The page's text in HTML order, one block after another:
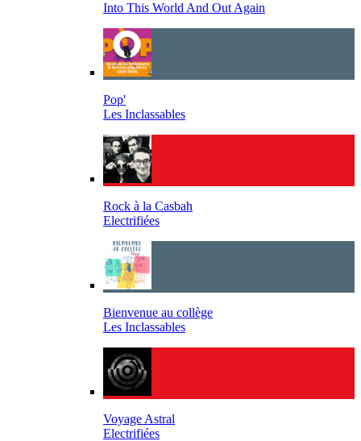
Into This World And Out Again
Pop'
Les Inclassables
Rock à la Casbah
Electrifiées
Bienvenue au collège
Les Inclassables
Voyage Astral
Electrifiées